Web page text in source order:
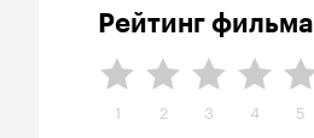
Рейтинг фильма
1 2 3 4 5